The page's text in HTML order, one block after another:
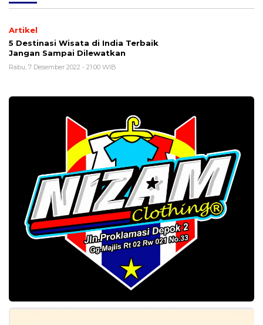
Artikel
5 Destinasi Wisata di India Terbaik
Jangan Sampai Dilewatkan
Rabu, 7 Desember 2022 - 21:00 WIB